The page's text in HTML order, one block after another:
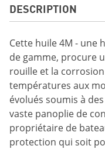
DESCRIPTION
Cette huile 4M - une
de gamme, procure
rouille et la
températures aux
évolués soumis à
vaste panoplie de
propriétaire de
protection qui soit